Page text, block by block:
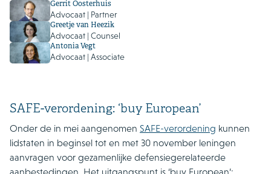
Gerrit Oosterhuis
Advocaat | Partner
Greetje van Heezik
Advocaat | Counsel
Antonia Vegt
Advocaat | Associate
SAFE-verordening: ‘buy European’
Onder de in mei aangenomen SAFE-verordening kunnen
lidstaten in beginsel tot en met 30 november leningen
aanvragen voor gezamenlijke defensiegerelateerde